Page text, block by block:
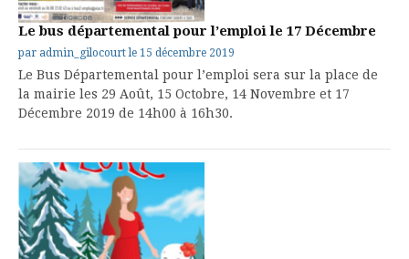
Le bus départemental pour l’emploi le 17 Décembre
par admin_gilocourt le 15 décembre 2019
Le Bus Départemental pour l’emploi sera sur la place de
la mairie les 29 Août, 15 Octobre, 14 Novembre et 17
Décembre 2019 de 14h00 à 16h30.